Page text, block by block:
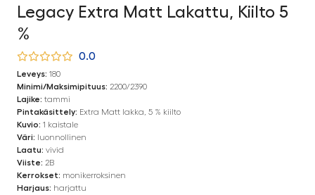
Legacy Extra Matt Lakattu, Kiilto 5
%
0.0
Leveys: 180
Minimi/Maksimipituus: 2200/2390
Lajike: tammi
Pintakäsittely: Extra Matt lakka, 5 % kiilto
Kuvio: 1 kaistale
Väri: luonnollinen
Laatu: vivid
Viiste: 2B
Kerrokset: monikerroksinen
Harjaus: harjattu